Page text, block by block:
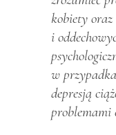
kobiety
i
w
depresją
problemami